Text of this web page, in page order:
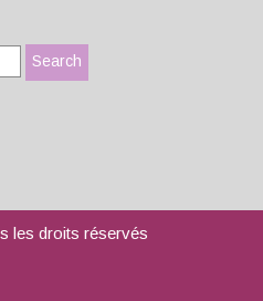
les droits réservés